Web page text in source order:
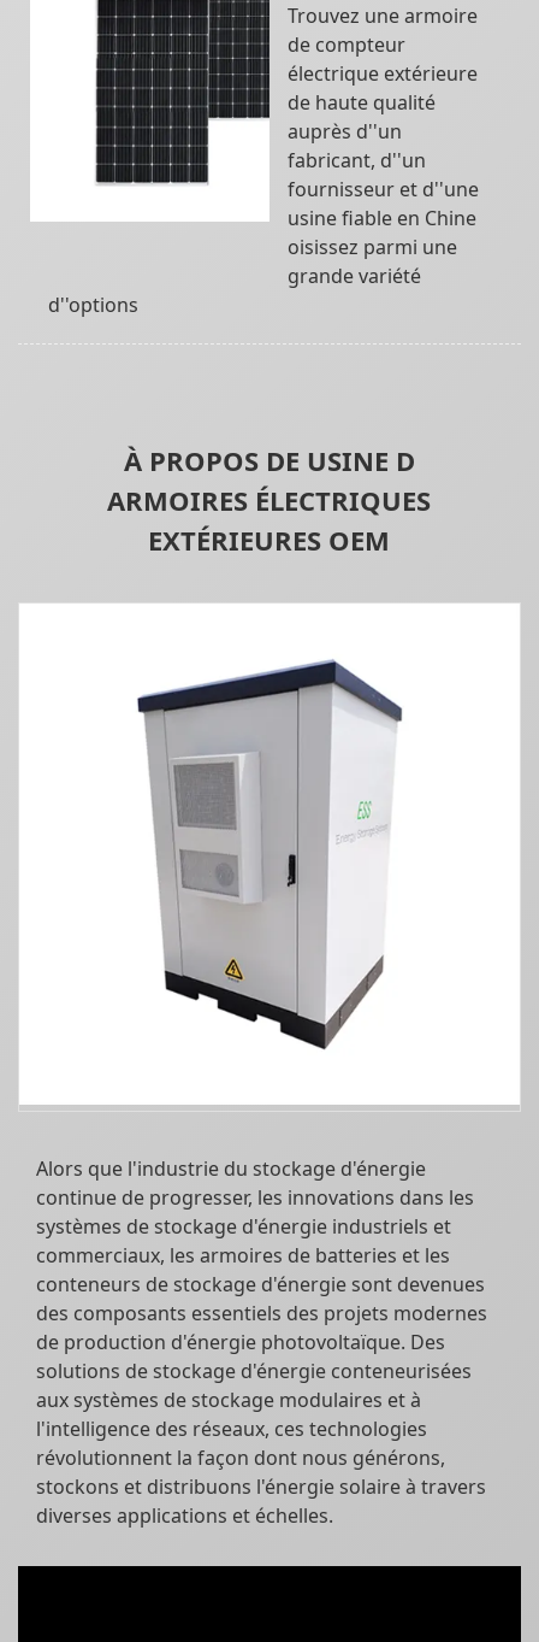
Trouvez une armoire
de compteur
électrique extérieure
de haute qualité
auprès d''un
fabricant, d''un
fournisseur et d''une
usine fiable en Chine
oisissez parmi une
grande variété
d''options
À PROPOS DE USINE D
ARMOIRES ÉLECTRIQUES
EXTÉRIEURES OEM
Alors que l'industrie du stockage d'énergie
continue de progresser, les innovations dans les
systèmes de stockage d'énergie industriels et
commerciaux, les armoires de batteries et les
conteneurs de stockage d'énergie sont devenues
des composants essentiels des projets modernes
de production d'énergie photovoltaïque. Des
solutions de stockage d'énergie conteneurisées
aux systèmes de stockage modulaires et à
l'intelligence des réseaux, ces technologies
révolutionnent la façon dont nous générons,
stockons et distribuons l'énergie solaire à travers
diverses applications et échelles.